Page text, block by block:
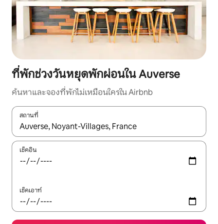
ที่พักช่วงวันหยุดพักผ่อนใน Auverse
ค้นหาและจองที่พักไม่เหมือนใครใน Airbnb
สถานที่
ใช้ลูกศรขึ้นลง หรือใช้การสัมผัสหรือปัด เพื่อสำรวจผลการค้นหา
เช็คอิน
เช็คเอาท์